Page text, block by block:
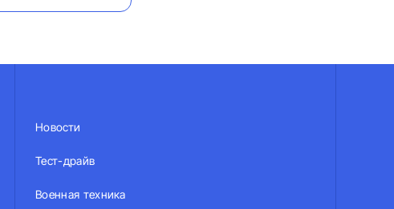
Новости
Тест-драйв
Военная техника